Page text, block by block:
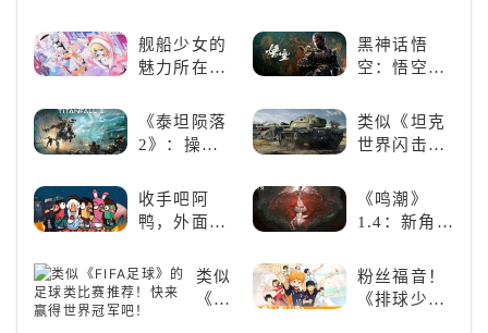
浸
式
谜，
拾
的
片
魄的忍者之
旅
游推荐：完
美还原偶像
魅力，共同
像团
舰船少女的
魅力所在：
线》
黑神话悟
空：悟空携
来，游戏界
的东方巨
《泰坦陨落
2》：操控
未来战场；
跑酷突袭，
类似《坦克
世界闪击
（WOTB）
的军事类游
爱的装备出
发吧！
收手吧阿
鸭，外面全
《鸣潮》
1.4：新角
情，全新冒
险体验！
类似
《FIFA
粉丝福音！
《排球少